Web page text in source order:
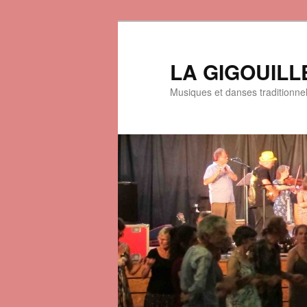
LA
Musiques et danses